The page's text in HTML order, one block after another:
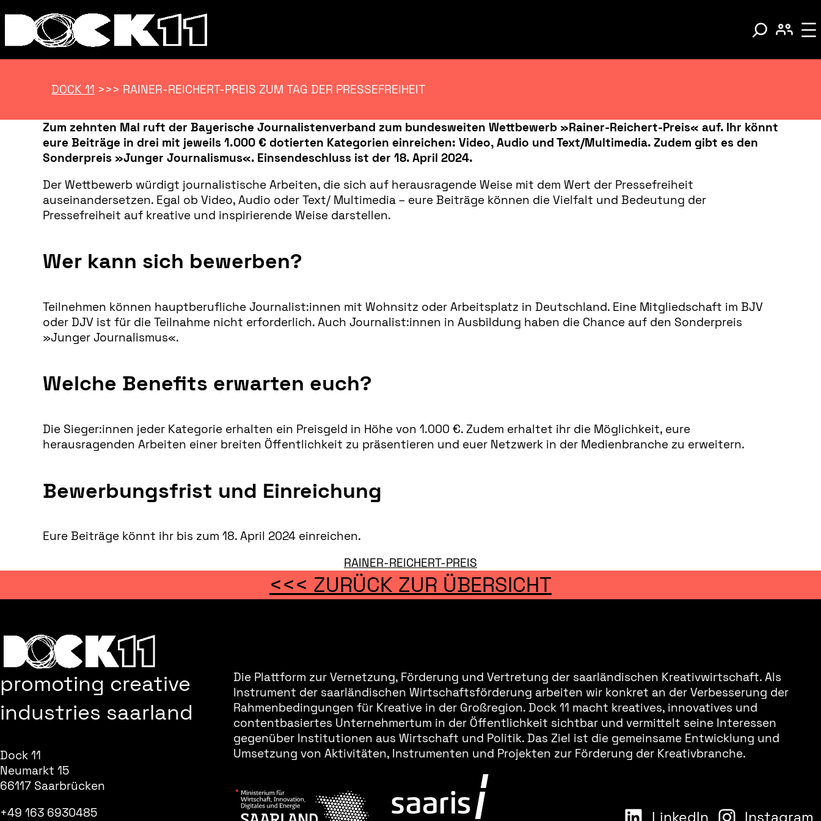
DOCK 11 >>> RAINER-REICHERT-PREIS ZUM TAG DER PRESSEFREIHEIT
Zum zehnten Mal ruft der Bayerische Journalistenverband zum bundesweiten Wettbewerb »Rainer-Reichert-Preis« auf. Ihr könnt
eure Beiträge in drei mit jeweils 1.000 € dotierten Kategorien einreichen: Video, Audio und Text/Multimedia. Zudem gibt es den
Sonderpreis »Junger Journalismus«. Einsendeschluss ist der 18. April 2024.
Der Wettbewerb würdigt journalistische Arbeiten, die sich auf herausragende Weise mit dem Wert der Pressefreiheit
auseinandersetzen. Egal ob Video, Audio oder Text/ Multimedia – eure Beiträge können die Vielfalt und Bedeutung der
Pressefreiheit auf kreative und inspirierende Weise darstellen.
Wer kann sich bewerben?
Teilnehmen können hauptberufliche Journalist:innen mit Wohnsitz oder Arbeitsplatz in Deutschland. Eine Mitgliedschaft im BJV
oder DJV ist für die Teilnahme nicht erforderlich. Auch Journalist:innen in Ausbildung haben die Chance auf den Sonderpreis
»Junger Journalismus«.
Welche Benefits erwarten euch?
Die Sieger:innen jeder Kategorie erhalten ein Preisgeld in Höhe von 1.000 €. Zudem erhaltet ihr die Möglichkeit, eure
herausragenden Arbeiten einer breiten Öffentlichkeit zu präsentieren und euer Netzwerk in der Medienbranche zu erweitern.
Bewerbungsfrist und Einreichung
Eure Beiträge könnt ihr bis zum 18. April 2024 einreichen.
RAINER-REICHERT-PREIS
<<< ZURÜCK ZUR ÜBERSICHT
promoting creative
industries saarland
Dock 11
Neumarkt 15
66117 Saarbrücken
+49 163 6930485
Die Plattform zur Vernetzung, Förderung und Vertretung der saarländischen Kreativwirtschaft. Als
Instrument der saarländischen Wirtschaftsförderung arbeiten wir konkret an der Verbesserung der
Rahmenbedingungen für Kreative in der Großregion. Dock 11 macht kreatives, innovatives und
contentbasiertes Unternehmertum in der Öffentlichkeit sichtbar und vermittelt seine Interessen
gegenüber Institutionen aus Wirtschaft und Politik. Das Ziel ist die gemeinsame Entwicklung und
Umsetzung von Aktivitäten, Instrumenten und Projekten zur Förderung der Kreativbranche.